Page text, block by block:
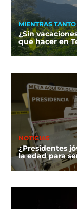
MIENTRAS TANTO
¿Sin
que hacer en
NOTICIAS
¿Presidentes
la edad para